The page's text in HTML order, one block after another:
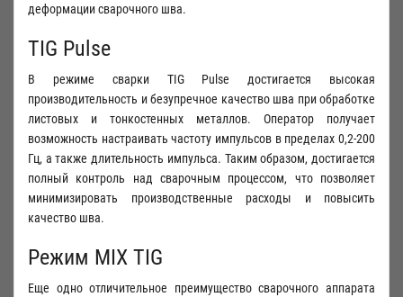
деформации сварочного шва.
TIG Pulse
В режиме сварки TIG Pulse достигается высокая
производительность и безупречное качество шва при обработке
листовых и тонкостенных металлов. Оператор получает
возможность настраивать частоту импульсов в пределах 0,2-200
Гц, а также длительность импульса. Таким образом, достигается
полный контроль над сварочным процессом, что позволяет
минимизировать производственные расходы и повысить
качество шва.
Режим MIX TIG
Еще одно отличительное преимущество сварочного аппарата